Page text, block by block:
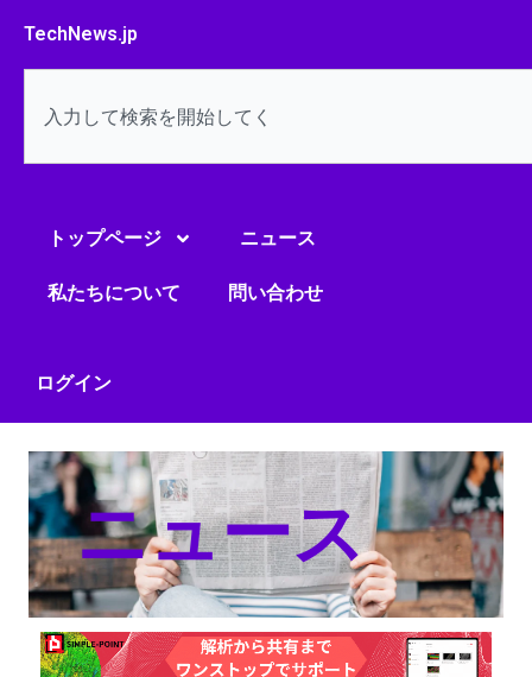
TechNews.jp
トップページ ニュース
私たちについて 問い合わせ
ログイン
ニュース